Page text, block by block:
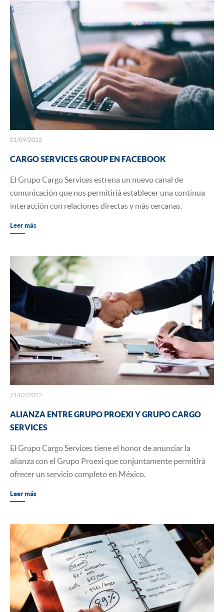
01/09/2012
CARGO SERVICES GROUP EN FACEBOOK
​El Grupo Cargo Services estrena un nuevo canal de
comunicación que nos permitiriá establecer una continua
interacción con relaciones directas y más cercanas.
Leer más
21/02/2012
ALIANZA ENTRE GRUPO PROEXI Y GRUPO CARGO
SERVICES
​El Grupo Cargo Services tiene el honor de anunciar la
alianza con el Grupo Proexi que conjuntamente permitirá
ofrecer un servicio completo en México.
Leer más